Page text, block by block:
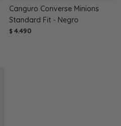
Canguro Converse Minions
Standard Fit - Negro
$ 4.490